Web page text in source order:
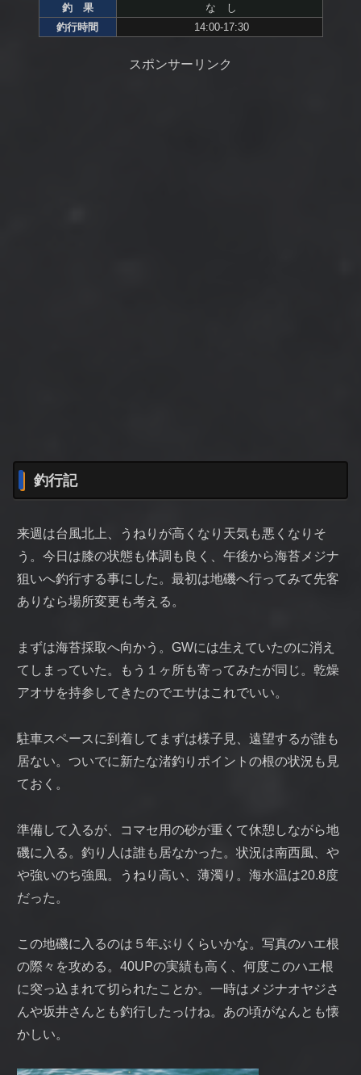
釣 果
な し
釣行時間
14:00-17:30
スポンサーリンク
釣行記
来週は台風北上、うねりが高くなり天気も悪くなりそ
う。今日は膝の状態も体調も良く、午後から海苔メジナ
狙いへ釣行する事にした。最初は地磯へ行ってみて先客
ありなら場所変更も考える。
まずは海苔採取へ向かう。GWには生えていたのに消え
てしまっていた。もう１ヶ所も寄ってみたが同じ。乾燥
アオサを持参してきたのでエサはこれでいい。
駐車スペースに到着してまずは様子見、遠望するが誰も
居ない。ついでに新たな渚釣りポイントの根の状況も見
ておく。
準備して入るが、コマセ用の砂が重くて休憩しながら地
磯に入る。釣り人は誰も居なかった。状況は南西風、や
や強いのち強風。うねり高い、薄濁り。海水温は20.8度
だった。
この地磯に入るのは５年ぶりくらいかな。写真のハエ根
の際々を攻める。40UPの実績も高く、何度このハエ根
に突っ込まれて切られたことか。一時はメジナオヤジさ
んや坂井さんとも釣行したっけね。あの頃がなんとも懐
かしい。